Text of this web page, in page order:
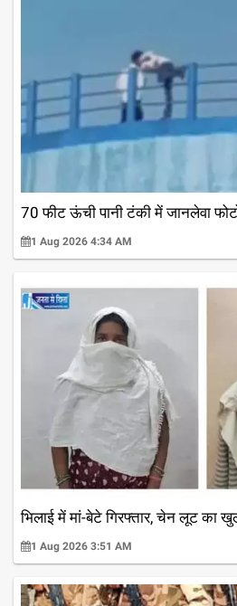
70 फीट ऊंची पानी टंकी में जानलेवा
1 Aug 2026 4:34 AM
भिलाई में मां-बेटे गिरफ्तार, चेन लूट का
1 Aug 2026 3:51 AM